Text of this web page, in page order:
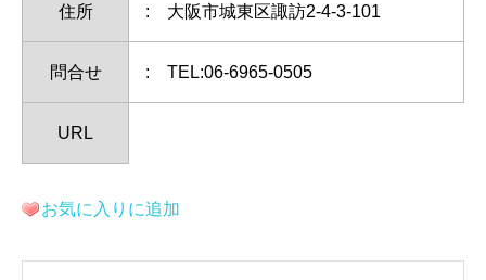
住所 : 大阪市城東区諏訪2-4-3-101
問合せ : TEL:06-6965-0505
URL
お気に入りに追加